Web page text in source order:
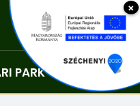
PARK Kapcsolat
×